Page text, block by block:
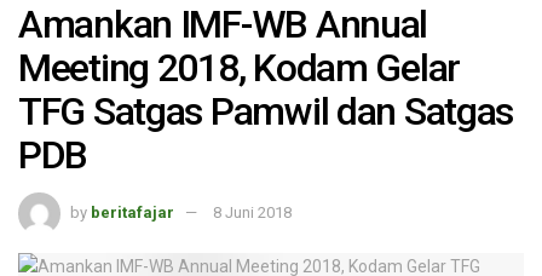
Amankan IMF-WB Annual
Meeting 2018, Kodam Gelar
TFG Satgas Pamwil dan Satgas
PDB
by beritafajar 8 Juni 2018